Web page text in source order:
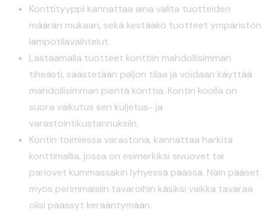
Konttityyppi kannattaa aina valita tuotteiden
määrän mukaan, sekä kestääkö tuotteet ympäristön
lämpötilavaihtelut.
Lastaamalla tuotteet konttiin mahdollisimman
tiheästi, säästetään paljon tilaa ja voidaan käyttää
mahdollisimman pientä konttia. Kontin koolla on
suora vaikutus sen kuljetus- ja
varastointikustannuksiin.
Kontin toimiessa varastona, kannattaa harkita
konttimallia, jossa on esimerkiksi sivuovet tai
pariovet kummassakin lyhyessä päässä. Näin pääset
myös perimmäisiin tavaroihin käsiksi vaikka tavaraa
olisi päässyt kerääntymään.